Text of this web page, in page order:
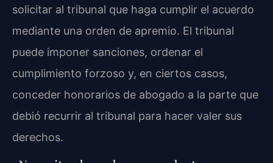
solicitar al tribunal que haga cumplir el acuerdo
mediante una orden de apremio. El tribunal
puede imponer sanciones, ordenar el
cumplimiento forzoso y, en ciertos casos,
conceder honorarios de abogado a la parte que
debió recurrir al tribunal para hacer valer sus
derechos.